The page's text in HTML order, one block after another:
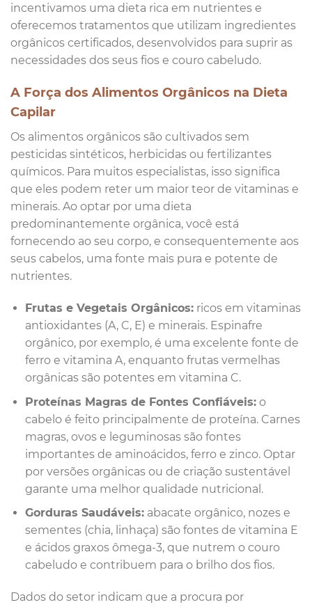
incentivamos uma dieta rica em nutrientes e
oferecemos tratamentos que utilizam ingredientes
orgânicos certificados, desenvolvidos para suprir as
necessidades dos seus fios e couro cabeludo.
A Força dos Alimentos Orgânicos na Dieta
Capilar
Os alimentos orgânicos são cultivados sem
pesticidas sintéticos, herbicidas ou fertilizantes
químicos. Para muitos especialistas, isso significa
que eles podem reter um maior teor de vitaminas e
minerais. Ao optar por uma dieta
predominantemente orgânica, você está
fornecendo ao seu corpo, e consequentemente aos
seus cabelos, uma fonte mais pura e potente de
nutrientes.
Frutas e Vegetais Orgânicos:ricos em vitaminas
antioxidantes (A, C, E) e minerais. Espinafre
orgânico, por exemplo, é uma excelente fonte de
ferro e vitamina A, enquanto frutas vermelhas
orgânicas são potentes em vitamina C.
Proteínas Magras de Fontes Confiáveis:o
cabelo é feito principalmente de proteína. Carnes
magras, ovos e leguminosas são fontes
importantes de aminoácidos, ferro e zinco. Optar
por versões orgânicas ou de criação sustentável
garante uma melhor qualidade nutricional.
Gorduras Saudáveis:abacate orgânico, nozes e
sementes (chia, linhaça) são fontes de vitamina E
e ácidos graxos ômega-3, que nutrem o couro
cabeludo e contribuem para o brilho dos fios.
Dados do setor indicam que a procura por